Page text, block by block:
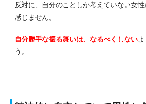
反対に、自分のことしか考えていない女
感じません。
自分勝手な振る舞いは、なるべくしない
う。